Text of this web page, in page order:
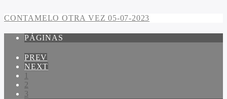
CONTAMELO OTRA VEZ 05-07-2023
PÁGINAS
PREV
NEXT
1
2
3